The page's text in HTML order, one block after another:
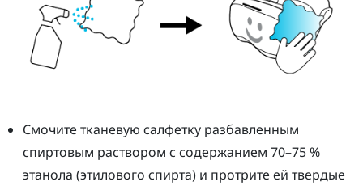
Смочите тканевую салфетку разбавленным
спиртовым раствором с содержанием 70–75 %
этанола (этилового спирта) и протрите ей твердые